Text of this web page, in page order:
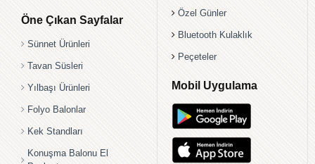
Öne Çıkan Sayfalar
Sünnet Ürünleri
Tavan Süsleri
Yılbaşı Ürünleri
Folyo Balonlar
Kek Standları
Konuşma Balonu El
Özel Günler
Bluetooth Kulaklık
Peçeteler
Mobil Uygulama